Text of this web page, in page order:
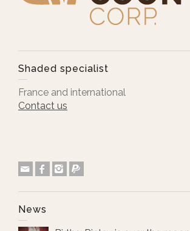
Shaded specialist
France and international
Contact us
News